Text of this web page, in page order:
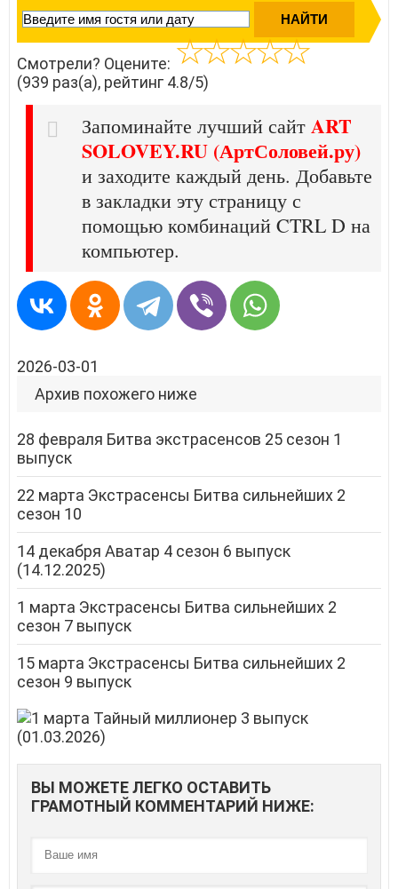
Смотрели? Оцените:
(939 раз(а), рейтинг 4.8/5)
Запоминайте лучший сайт ART
SOLOVEY.RU (АртСоловей.ру)
и заходите каждый день. Добавьте
в закладки эту страницу с
помощью комбинаций CTRL D на
компьютер.
2026-03-01
Архив похожего ниже
28 февраля Битва экстрасенсов 25 сезон 1
выпуск
22 марта Экстрасенсы Битва сильнейших 2
сезон 10
14 декабря Аватар 4 сезон 6 выпуск
(14.12.2025)
1 марта Экстрасенсы Битва сильнейших 2
сезон 7 выпуск
15 марта Экстрасенсы Битва сильнейших 2
сезон 9 выпуск
ВЫ МОЖЕТЕ ЛЕГКО ОСТАВИТЬ
ГРАМОТНЫЙ КОММЕНТАРИЙ НИЖЕ: